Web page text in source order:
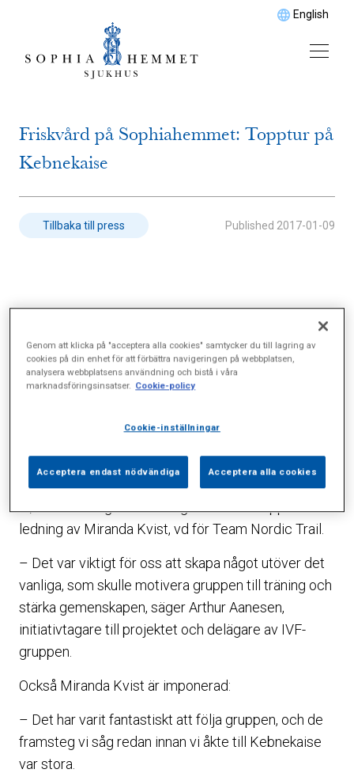
English
Friskvård på Sophiahemmet: Topptur på
Kebnekaise
Tillbaka till press Published 2017-01-09
Kebnekaises topp. Det var finalen på ett
utmanande friskvårdsprojekt för 20-­talet
medarbetare på IVF­gruppen på Sophiahemmet.
Under våren har gruppen, bestående av läkare,
barnmorskor och laboratoriepersonal i åldern 35­-65
ledning av Miranda Kvist, vd för Team Nordic Trail.
– Det var viktigt för oss att skapa något utöver det
vanliga, som skulle motivera gruppen till träning och
stärka gemenskapen, säger Arthur Aanesen,
initiativtagare till projektet och delägare av IVF­
gruppen.
Också Miranda Kvist är imponerad:
– Det har varit fantastiskt att följa gruppen, och de
framsteg vi såg redan innan vi åkte till Kebnekaise
var stora.
Genom att klicka på "acceptera alla cookies" samtycker du till lagring av
cookies på din enhet för att förbättra navigeringen på webbplatsen,
analysera webbplatsens användning och bistå i våra
marknadsföringsinsatser. Cookie-policy
Cookie-inställningar
Acceptera endast nödvändiga Acceptera alla cookies